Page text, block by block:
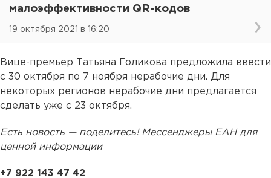
малоэффективности QR-кодов
19 октября 2021 в 16:20
Вице-премьер Татьяна Голикова предложила ввести
с 30 октября по 7 ноября нерабочие дни. Для
некоторых регионов нерабочие дни предлагается
сделать уже с 23 октября.
Есть новость — поделитесь! Мессенджеры ЕАН для
ценной информации
+7 922 143 47 42